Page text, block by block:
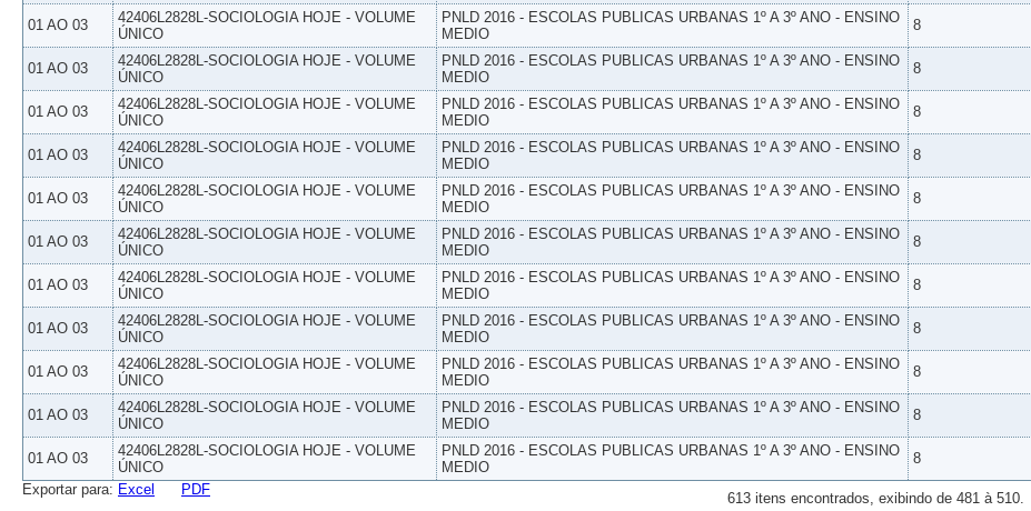
01 AO 03
42406L2828L-SOCIOLOGIA HOJE - VOLUME
ÚNICO
PNLD 2016 - ESCOLAS PUBLICAS URBANAS 1º A 3º ANO - ENSINO
MEDIO
8
01 AO 03
42406L2828L-SOCIOLOGIA HOJE - VOLUME
ÚNICO
PNLD 2016 - ESCOLAS PUBLICAS URBANAS 1º A 3º ANO - ENSINO
MEDIO
8
01 AO 03
42406L2828L-SOCIOLOGIA HOJE - VOLUME
ÚNICO
PNLD 2016 - ESCOLAS PUBLICAS URBANAS 1º A 3º ANO - ENSINO
MEDIO
8
01 AO 03
42406L2828L-SOCIOLOGIA HOJE - VOLUME
ÚNICO
PNLD 2016 - ESCOLAS PUBLICAS URBANAS 1º A 3º ANO - ENSINO
MEDIO
8
01 AO 03
42406L2828L-SOCIOLOGIA HOJE - VOLUME
ÚNICO
PNLD 2016 - ESCOLAS PUBLICAS URBANAS 1º A 3º ANO - ENSINO
MEDIO
8
01 AO 03
42406L2828L-SOCIOLOGIA HOJE - VOLUME
ÚNICO
PNLD 2016 - ESCOLAS PUBLICAS URBANAS 1º A 3º ANO - ENSINO
MEDIO
8
01 AO 03
42406L2828L-SOCIOLOGIA HOJE - VOLUME
ÚNICO
PNLD 2016 - ESCOLAS PUBLICAS URBANAS 1º A 3º ANO - ENSINO
MEDIO
8
01 AO 03
42406L2828L-SOCIOLOGIA HOJE - VOLUME
ÚNICO
PNLD 2016 - ESCOLAS PUBLICAS URBANAS 1º A 3º ANO - ENSINO
MEDIO
8
01 AO 03
42406L2828L-SOCIOLOGIA HOJE - VOLUME
ÚNICO
PNLD 2016 - ESCOLAS PUBLICAS URBANAS 1º A 3º ANO - ENSINO
MEDIO
8
01 AO 03
42406L2828L-SOCIOLOGIA HOJE - VOLUME
ÚNICO
PNLD 2016 - ESCOLAS PUBLICAS URBANAS 1º A 3º ANO - ENSINO
MEDIO
8
01 AO 03
42406L2828L-SOCIOLOGIA HOJE - VOLUME
ÚNICO
PNLD 2016 - ESCOLAS PUBLICAS URBANAS 1º A 3º ANO - ENSINO
MEDIO
8
613 itens encontrados, exibindo de 481 à 510.
Exportar para: Excel PDF